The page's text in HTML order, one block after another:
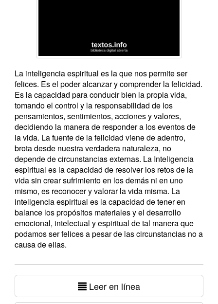
La inteligencia espiritual es la que nos permite ser
felices. Es el poder alcanzar y comprender la felicidad.
Es la capacidad para conducir bien la propia vida,
tomando el control y la responsabilidad de los
pensamientos, sentimientos, acciones y valores,
decidiendo la manera de responder a los eventos de
la vida. La fuente de la felicidad viene de adentro,
brota desde nuestra verdadera naturaleza, no
depende de circunstancias externas. La Inteligencia
espiritual es la capacidad de resolver los retos de la
vida sin crear sufrimiento en los demás ni en uno
mismo, es reconocer y valorar la vida misma. La
inteligencia espiritual es la capacidad de tener en
balance los propósitos materiales y el desarrollo
emocional, intelectual y espiritual de tal manera que
podamos ser felices a pesar de las circunstancias no a
causa de ellas.
Leer en línea